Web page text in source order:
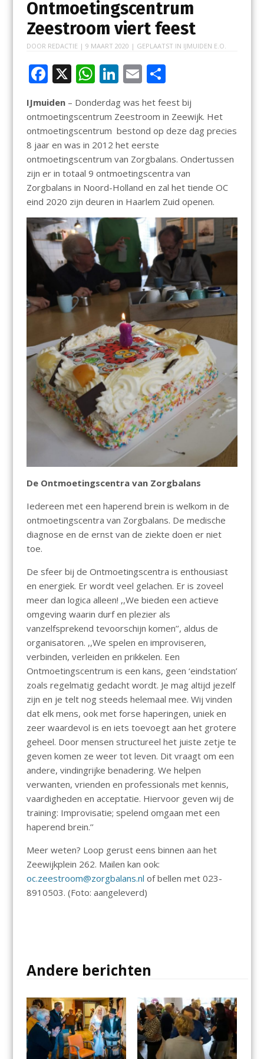
Ontmoetingscentrum
Zeestroom viert feest
DOOR REDACTIE | 9 MAART 2020 | GEPLAATST IN IJMUIDEN E.O.
F
ac
e
b
o
o
k
X W
h
at
s
A
p
p
Li
k
e
dI
n
E
m
ai
l
D
e
n
IJmuiden– Donderdag was het feest bij
ontmoetingscentrum Zeestroom in Zeewijk. Het
ontmoetingscentrum bestond op deze dag precies
8 jaar en was in 2012 het eerste
ontmoetingscentrum van Zorgbalans. Ondertussen
zijn er in totaal 9 ontmoetingscentra van
Zorgbalans in Noord-Holland en zal het tiende OC
eind 2020 zijn deuren in Haarlem Zuid openen.
De Ontmoetingscentra van Zorgbalans
Iedereen met een haperend brein is welkom in de
ontmoetingscentra van Zorgbalans. De medische
diagnose en de ernst van de ziekte doen er niet
toe.
De sfeer bij de Ontmoetingscentra is enthousiast
en energiek. Er wordt veel gelachen. Er is zoveel
meer dan logica alleen! ,,We bieden een actieve
omgeving waarin durf en plezier als
vanzelfsprekend tevoorschijn komen’’, aldus de
organisatoren. ,,We spelen en improviseren,
verbinden, verleiden en prikkelen. Een
Ontmoetingscentrum is een kans, geen ‘eindstation’
zoals regelmatig gedacht wordt. Je mag altijd jezelf
zijn en je telt nog steeds helemaal mee. Wij vinden
dat elk mens, ook met forse haperingen, uniek en
zeer waardevol is en iets toevoegt aan het grotere
geheel. Door mensen structureel het juiste zetje te
geven komen ze weer tot leven. Dit vraagt om een
andere, vindingrijke benadering. We helpen
verwanten, vrienden en professionals met kennis,
vaardigheden en acceptatie. Hiervoor geven wij de
training: Improvisatie; spelend omgaan met een
haperend brein.’’
Meer weten? Loop gerust eens binnen aan het
Zeewijkplein 262. Mailen kan ook:
oc.zeestroom@zorgbalans.nl of bellen met 023-
8910503. (Foto: aangeleverd)
Andere berichten